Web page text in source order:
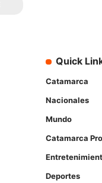
Quick
Catamarca
Nacionales
Mundo
Catamarca
Deportes